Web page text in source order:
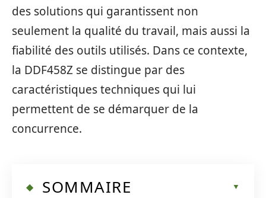
des solutions qui garantissent non
seulement la qualité du travail, mais aussi la
fiabilité des outils utilisés. Dans ce contexte,
la DDF458Z se distingue par des
caractéristiques techniques qui lui
permettent de se démarquer de la
concurrence.
SOMMAIRE